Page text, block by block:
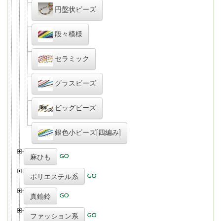
円盤状ビーズ
段々模様
セラミック
グラスビーズ
ビッグビーズ
銀色小ビーズ[四編み]
麻ひも
ポリエステル系
真鍮鈴
ファッション系